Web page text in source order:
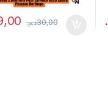
30,00د.م.